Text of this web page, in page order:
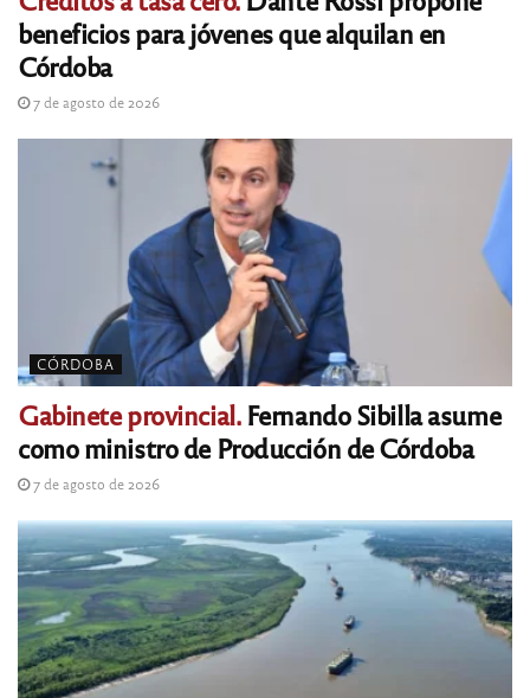
beneficios para jóvenes que alquilan en
Córdoba
7 de agosto de 2026
CÓRDOBA
Gabinete provincial.Fernando Sibilla asume
como ministro de Producción de Córdoba
7 de agosto de 2026